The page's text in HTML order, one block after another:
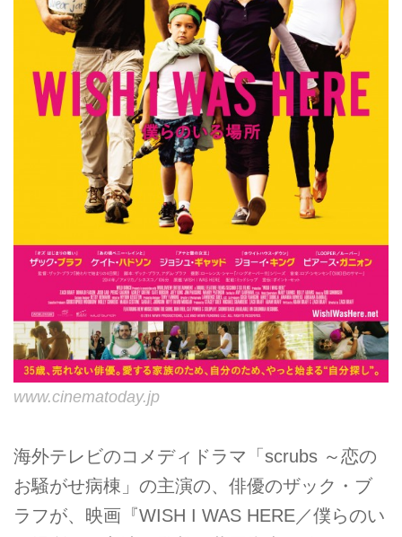
www.cinematoday.jp
海外テレビのコメディドラマ「scrubs ～恋の
お騒がせ病棟」の主演の、俳優のザック・ブ
ラフが、映画『WISH I WAS HERE／僕らのい